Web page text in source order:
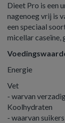
Dieet Pro is een
nagenoeg vrij is
een speciaal
micellar caseïne,
Energie
Vet
- warvan
Koolhydraten
- waarvan suikers